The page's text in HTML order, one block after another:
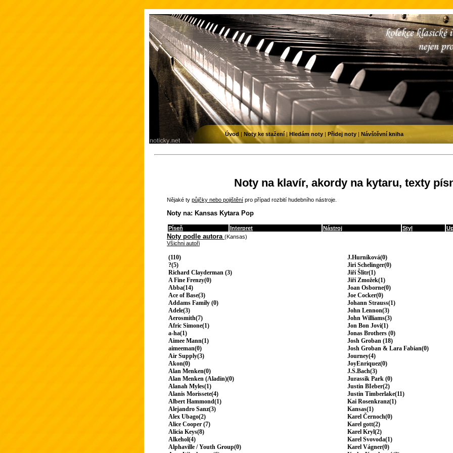
Noty na klavír, akordy na kytaru, texty
Nějaké ty půjčky nebo pojištění pro případ rozbití hudebního nástroje.
Noty na: Kansas Kytara Pop
Píseň Interpret Nástroj Styl
Noty podle autora (Kansas)
Všichni autoři
(110)
?(5)
Richard Clayderman (3)
A Fine Frenzy(0)
Abba(14)
Ace of Base(3)
Addams Family (0)
Adele(3)
Aerosmith(7)
Afric Simone(1)
a-ha(1)
Aimee Mann(1)
aimeeman(0)
Air Supply(3)
Akon(0)
Alan Menken(0)
Alan Menken (Aladin)(0)
Alanah Myles(1)
Alanis Morissete(4)
Albert Hammond(1)
Alejandro Sanz(3)
Alex Ubago(2)
Alice Cooper (7)
Alicia Keys(8)
Alkehol(4)
Alphaville / Youth Group(0)
J.Hurníková(0)
Jiri Schelinger(0)
Jiří Šlitr(1)
Jiří Zmožek(1)
Joan Osborne(0)
Joe Cocker(0)
Johann Strauss(1)
John Lennon(3)
John Williams(3)
Jon Bon Jovi(1)
Jonas Brothers (0)
Josh Groban (18)
Josh Groban & Lara Fabian(0)
Journey(4)
JoyEnriquez(0)
J.S.Bach(3)
Jurassik Park (0)
Justin BIeber(2)
Justin Timberlake(11)
Kai Rosenkranz(1)
Kansas(1)
Karel Černoch(0)
Karel gott(2)
Karel Kryl(2)
Karel Svovoda(1)
Karel Vágner(0)
Úvod | Noty ke stažení| Hledám noty | Přidej noty | Návštěvní kniha